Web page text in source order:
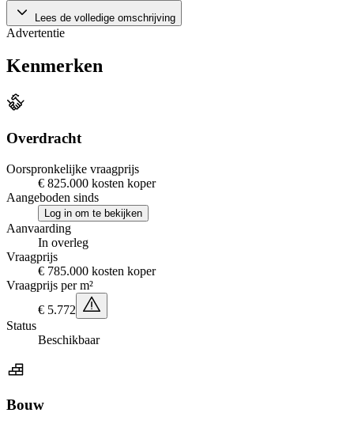
Lees de volledige omschrijving
Advertentie
Kenmerken
Overdracht
Oorspronkelijke vraagprijs
€ 825.000 kosten koper
Aangeboden sinds
Log in om te bekijken
Aanvaarding
In overleg
Vraagprijs
€ 785.000 kosten koper
Vraagprijs per m²
€ 5.772
Status
Beschikbaar
Bouw